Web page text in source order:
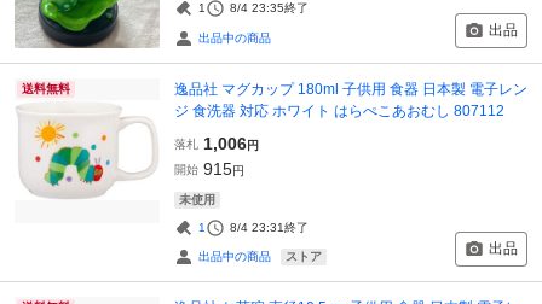
1 8/4 23:35終了
出品中の商品 出品
送料無料
逸品社 マグカップ 180ml 子供用 食器 日本製 電子レン
ジ 食洗器 対応 ホワイト はらぺこあおむし 807112
落札 1,006円
開始 915円
未使用
1 8/4 23:31終了
出品中の商品 ストア 出品